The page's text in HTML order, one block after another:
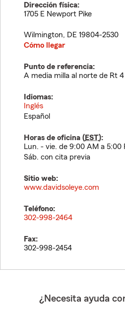
Dirección física:
1705 E Newport Pike
Wilmington, DE 19804-2530
Cómo llegar
Punto de referencia:
A media milla al norte de Rt 4
Idiomas:
Inglés
Español
Horas de oficina (EST):
Lun. - vie. de 9:00 AM a 5:00
Sáb. con cita previa
Sitio web:
www.davidsoleye.com
Teléfono:
302-998-2464
Fax:
302-998-2454
¿Necesita ayuda